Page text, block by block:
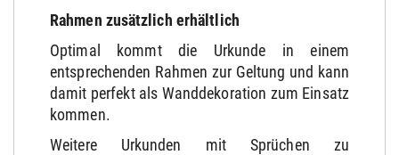
Rahmen zusätzlich erhältlich
Optimal kommt die Urkunde in einem
entsprechenden Rahmen zur Geltung und kann
damit perfekt als Wanddekoration zum Einsatz
kommen.
Weitere Urkunden mit Sprüchen zu